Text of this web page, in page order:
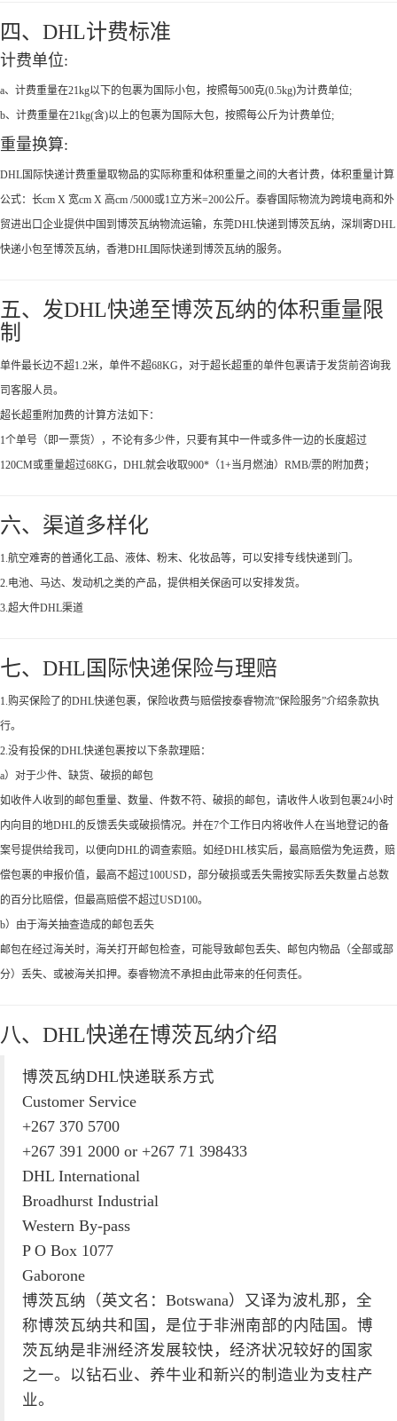
四、DHL计费标准
计费单位:
a、计费重量在21kg以下的包裹为国际小包，按照每500克(0.5kg)为计费单位;
b、计费重量在21kg(含)以上的包裹为国际大包，按照每公斤为计费单位;
重量换算:
DHL国际快递计费重量取物品的实际称重和体积重量之间的大者计费，体积重量计算
公式：长cm X 宽cm X 高cm /5000或1立方米=200公斤。泰睿国际物流为跨境电商和外
贸进出口企业提供中国到博茨瓦纳物流运输，东莞DHL快递到博茨瓦纳，深圳寄DHL
快递小包至博茨瓦纳，香港DHL国际快递到博茨瓦纳的服务。
五、发DHL快递至博茨瓦纳的体积重量限
制
单件最长边不超1.2米，单件不超68KG，对于超长超重的单件包裹请于发货前咨询我
司客服人员。
超长超重附加费的计算方法如下：
1个单号（即一票货），不论有多少件，只要有其中一件或多件一边的长度超过
120CM或重量超过68KG，DHL就会收取900*（1+当月燃油）RMB/票的附加费；
六、渠道多样化
1.航空难寄的普通化工品、液体、粉末、化妆品等，可以安排专线快递到门。
2.电池、马达、发动机之类的产品，提供相关保函可以安排发货。
3.超大件DHL渠道
七、DHL国际快递保险与理赔
1.购买保险了的DHL快递包裹，保险收费与赔偿按泰睿物流”保险服务”介绍条款执
行。
2.没有投保的DHL快递包裹按以下条款理赔：
a）对于少件、缺货、破损的邮包
如收件人收到的邮包重量、数量、件数不符、破损的邮包，请收件人收到包裹24小时
内向目的地DHL的反馈丢失或破损情况。并在7个工作日内将收件人在当地登记的备
案号提供给我司，以便向DHL的调查索赔。如经DHL核实后，最高赔偿为免运费，赔
偿包裹的申报价值，最高不超过100USD，部分破损或丢失需按实际丢失数量占总数
的百分比赔偿，但最高赔偿不超过USD100。
b）由于海关抽查造成的邮包丢失
邮包在经过海关时，海关打开邮包检查，可能导致邮包丢失、邮包内物品（全部或部
分）丢失、或被海关扣押。泰睿物流不承担由此带来的任何责任。
八、DHL快递在博茨瓦纳介绍
博茨瓦纳DHL快递联系方式
Customer Service
+267 370 5700
+267 391 2000 or +267 71 398433
DHL International
Broadhurst Industrial
Western By-pass
P O Box 1077
Gaborone
博茨瓦纳（英文名：Botswana）又译为波札那，全
称博茨瓦纳共和国，是位于非洲南部的内陆国。博
茨瓦纳是非洲经济发展较快，经济状况较好的国家
之一。以钻石业、养牛业和新兴的制造业为支柱产
业。